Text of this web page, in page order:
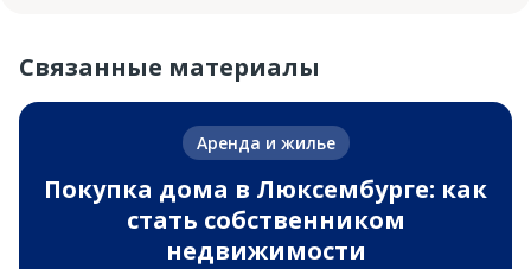
Связанные материалы
Аренда и жилье
Покупка дома в Люксембурге: как
стать собственником
недвижимости